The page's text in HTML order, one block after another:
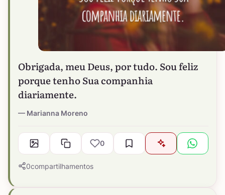
Obrigada, meu Deus, por tudo. Sou feliz
porque tenho Sua companhia
diariamente.
Marianna Moreno
0
0compartilhamentos